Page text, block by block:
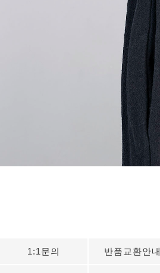
1:1문의 반품교환안내